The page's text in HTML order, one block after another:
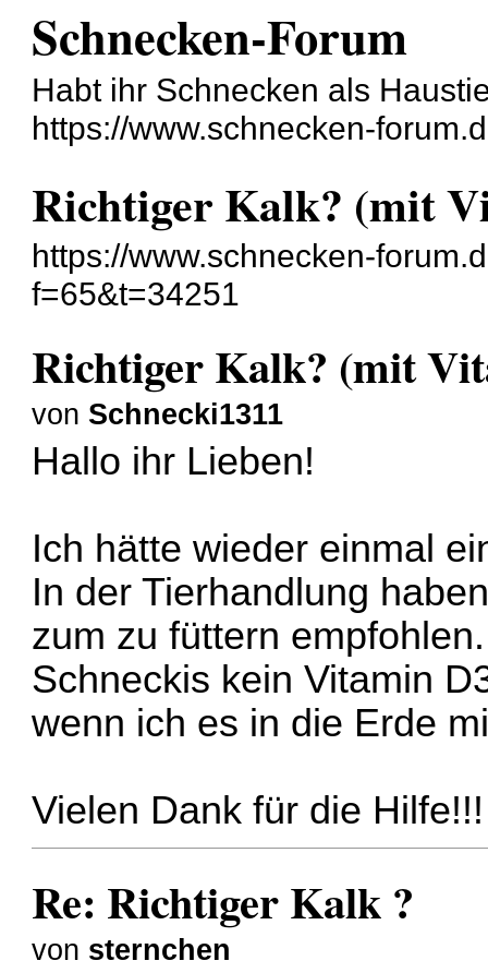
Schnecken-Forum
Habt ihr Schnecken als
https://www.schnecken-
Richtiger Kalk? (mit
https://www.schnecken-
f=65&t=34251
Richtiger Kalk? (mit
von Schnecki1311
Hallo ihr Lieben!
Ich hätte wieder einmal
In der Tierhandlung
zum zu füttern
Schneckis kein Vitamin
wenn ich es in die Erde
Vielen Dank für die Hilfe!!!
Re: Richtiger Kalk ?
von sternchen